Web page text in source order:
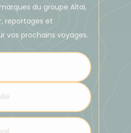
que vous rencontrerez à la
nous vous suggérons
d'environ 1
du groupe Altaï,
reportages et
vos prochains voyages.